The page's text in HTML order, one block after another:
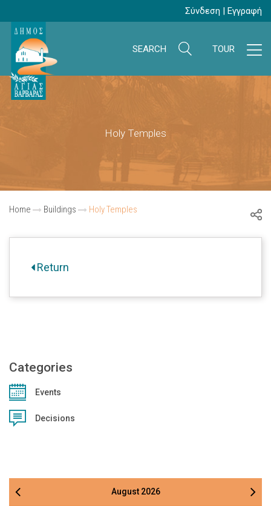
Σύνδεση | Εγγραφή
SEARCH TOUR
Holy Temples
Home Buildings Holy Temples
Return
Categories
Events
Decisions
August 2026